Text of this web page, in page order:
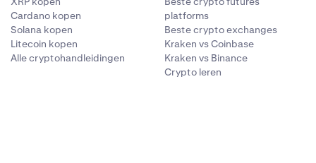
1:1. Houd
in de
Dit
totdat de
Cardano kopen
Solana kopen
Litecoin kopen
Alle cryptohandleidingen
platforms
Beste crypto exchanges
Kraken vs Coinbase
Kraken vs Binance
Crypto leren